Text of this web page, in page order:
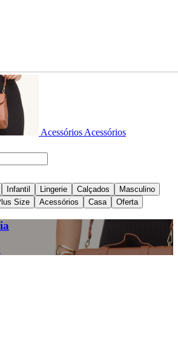
Acessórios Acessórios
Infantil Lingerie Calçados
Masculino
Size Acessórios Casa Oferta